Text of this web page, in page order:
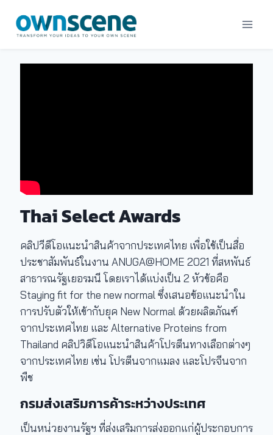
content
Thai Select Awards
คลิปวีดีโอแนะนำสินค้าจากประเทศไทย เพื่อใช้เป็นสื่อ
ประชาสัมพันธ์ในงาน ANUGA@HOME 2021 ที่สหพันธ์
สาธารณรัฐเยอรมนี โดยเราได้แบ่งเป็น 2 หัวข้อคือ
Staying fit for the new normal ซึ่งเสนอข้อแนะนำใน
การปรับตัวให้เข้ากับยุค New Normal ด้วยผลิตภัณฑ์
จากประเทศไทย และ Alternative Proteins from
Thailand คลิปวิดีโอแนะนำสินค้าโปรตีนทางเลือกต่างๆ
จากประเทศไทย เช่น โปรตีนจากแมลง และโปรจีนจาก
พืช
กรมส่งเสริมการค้าระหว่างประเทศ
เป็นหน่วยงานรัฐฯ ที่ส่งเสริมการส่งออกแก่ผู้ประกอบการ